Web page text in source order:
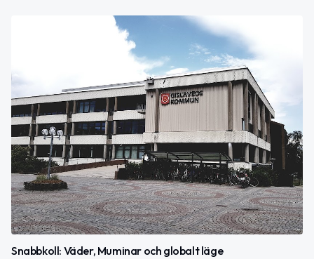
Snabbkoll: Väder, Muminar och globalt läge